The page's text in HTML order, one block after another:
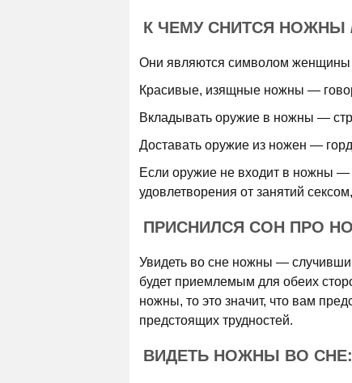
К ЧЕМУ СНИТСЯ НОЖНЫ
Они являются символом женщины
Красивые, изящные ножны —
Вкладывать оружие в ножны —
Доставать оружие из ножен —
Если оружие не входит в ножны —
удовлетворения от занятий
ПРИСНИЛСЯ СОН ПРО
Увидеть во сне ножны —
будет приемлемым для обеих
ножны, то это значит, что вам
предстоящих трудностей.
ВИДЕТЬ НОЖНЫ ВО